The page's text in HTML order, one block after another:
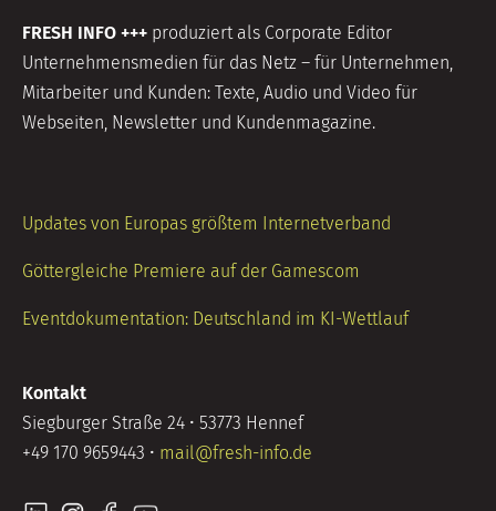
FRESH INFO +++ produziert als Corporate Editor
Unternehmensmedien für das Netz – für Unternehmen,
Mitarbeiter und Kunden: Texte, Audio und Video für
Webseiten, Newsletter und Kundenmagazine.
Updates von Europas größtem Internetverband
Göttergleiche Premiere auf der Gamescom
Eventdokumentation: Deutschland im KI-Wettlauf
Kontakt
Siegburger Straße 24 • 53773 Hennef
+49 170 9659443 • mail@fresh-info.de